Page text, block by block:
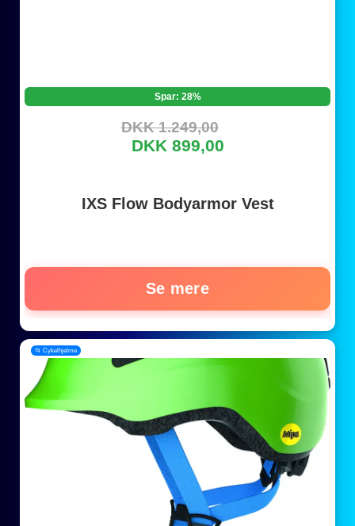
Spar: 28%
DKK 1.249,00
DKK 899,00
IXS Flow Bodyarmor Vest
Se mere
📂 Cykelhjelme